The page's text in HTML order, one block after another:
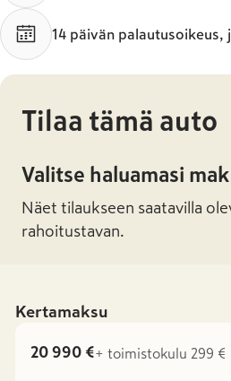
14 päivän palautusoikeus,
Tilaa tämä auto
Valitse haluamasi
Näet tilaukseen saatavilla
rahoitustavan.
Kertamaksu
20 990 €+ toimistokulu 299 €